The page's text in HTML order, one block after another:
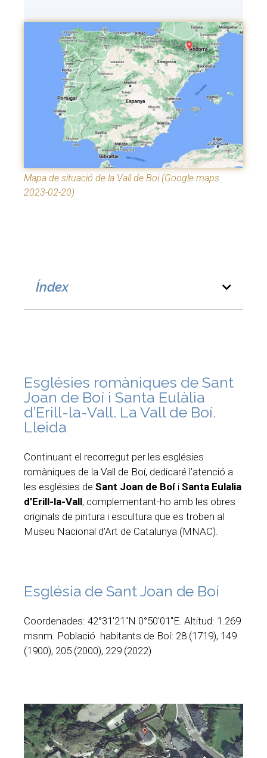
Mapa de situació de la Vall de Boi (Google maps
2023-02-20)
Índex
Esglésies romàniques de Sant
Joan de Boí i Santa Eulàlia
d’Erill-la-Vall. La Vall de Boí.
Lleida
Continuant el recorregut per les esglésies
romàniques de la Vall de Boí, dedicaré l’atenció a
les esglésies de Sant Joan de Boí i Santa Eulalia
d’Erill-la-Vall, complementant-ho amb les obres
originals de pintura i escultura que es troben al
Museu Nacional d’Art de Catalunya (MNAC).
Església de Sant Joan de Boí
Coordenades: 42°31′21″N 0°50′01″E. Altitud: 1.269
msnm. Població habitants de Boí: 28 (1719), 149
(1900), 205 (2000), 229 (2022)